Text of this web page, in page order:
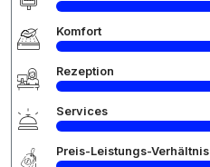
Komfort
Rezeption
Services
Preis-Leistungs-Verhältnis